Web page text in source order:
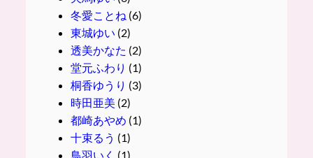
冬愛ことね (6)
東城ゆい (2)
透美かなた (2)
堂元ふわり (1)
桐香ゆうり (3)
時田亜美 (2)
都崎あやめ (1)
十束るう (1)
鳥羽いく (1)